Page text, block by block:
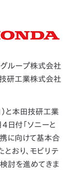
ループ株式会社
研工業株式会社
と本田技研工業
日付「ソニーと
に向けて基本合
おり、モビリテ
討を進めてきま